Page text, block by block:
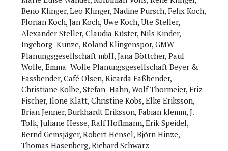
Beno Klinger, Leo Klinger, Nadine Pursch, Felix Koch,
Florian Koch, Jan Koch, Uwe Koch, Ute Steller,
Alexander Steller, Claudia Küster, Nils Kinder,
Ingeborg Kunze, Roland Klingenspor, GMW
Planungsgesellschaft mbH, Jana Böttcher, Paul
Wolle, Emma Wolle Planungsgesellschaft Beyer &
Fassbender, Café Olsen, Ricarda Faßbender,
Christiane Kolbe, Stefan Hahn, Wolf Thormeier, Friz
Fischer, Ilone Klatt, Christine Kobs, Elke Eriksson,
Brian Jenner, Burkhardt Eriksson, Fabian klemm, J.
Tolk, Juliane Hesse, Ralf Hoffmann, Erik Speidel,
Bernd Gemsjäger, Robert Hensel, Björn Hinze,
Thomas Hasenberg, Richard Schwarz